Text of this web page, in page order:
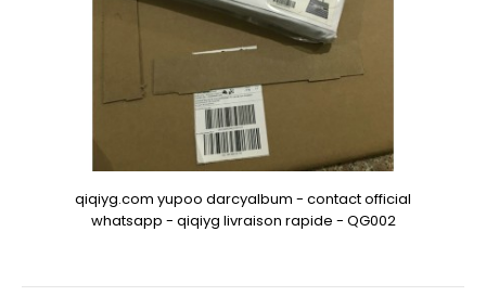
qiqiyg.com yupoo darcyalbum - contact official
whatsapp - qiqiyg livraison rapide - QG002